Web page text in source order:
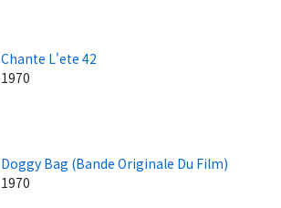
Chante L'ete 42
1970
Doggy Bag (Bande Originale Du Film)
1970